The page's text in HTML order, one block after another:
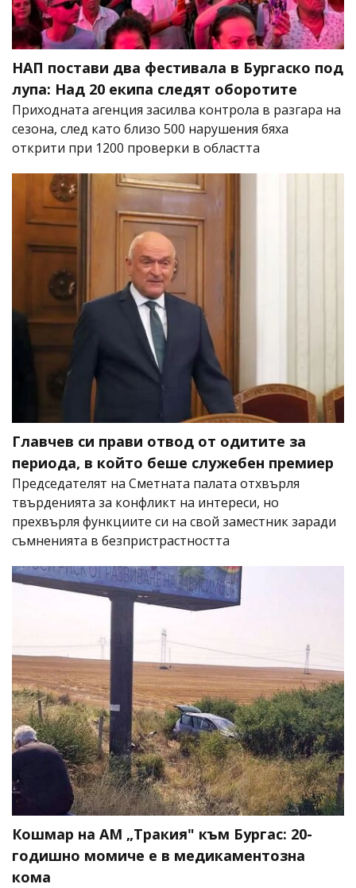
НАП постави два фестивала в Бургаско под
лупа: Над 20 екипа следят оборотите
Приходната агенция засилва контрола в разгара на
сезона, след като близо 500 нарушения бяха
открити при 1200 проверки в областта
Главчев си прави отвод от одитите за
периода, в който беше служебен премиер
Председателят на Сметната палата отхвърля
твърденията за конфликт на интереси, но
прехвърля функциите си на свой заместник заради
съмненията в безпристрастността
Кошмар на АМ „Тракия" към Бургас: 20-
годишно момиче е в медикаментозна
кома